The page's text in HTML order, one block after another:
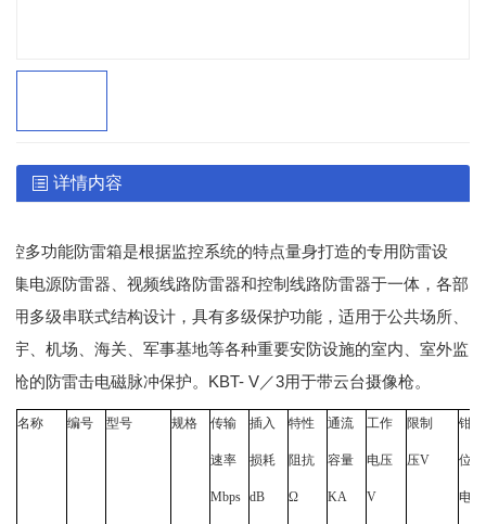
详情内容
多功能防雷箱是根据监控系统的特点量身打造的专用防雷设
集电源防雷器、视频线路防雷器和控制线路防雷器于一体，各部
用多级串联式结构设计，具有多级保护功能，适用于公共场所、
宇、机场、海关、军事基地等各种重要安防设施的室内、室外监
枪的防雷击电磁脉冲保护。KBT- V／3用于带云台摄像枪。
名称 编号 型号 规格 传输
速率
Mbps
插入
损耗
dB
特性
阻抗
Ω
通流
容量
KA
工作
电压
V
限制
压V
钳
位
电